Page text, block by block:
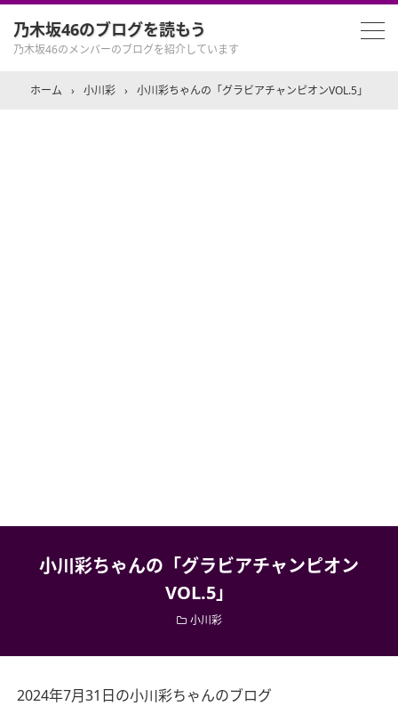
乃木坂46のブログを読もう
乃木坂46のメンバーのブログを紹介しています
ホーム › 小川彩 › 小川彩ちゃんの「グラビアチャンピオンVOL.5」
小川彩ちゃんの「グラビアチャンピオン
VOL.5」
小川彩
2024年7月31日の小川彩ちゃんのブログ